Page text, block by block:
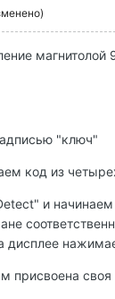
"ключ"
код из
и
дисплее
присвоена